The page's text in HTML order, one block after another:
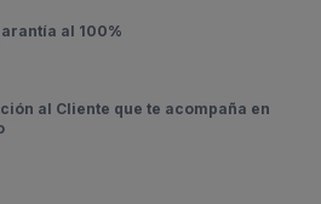
al 100%
al Cliente que te acompaña en